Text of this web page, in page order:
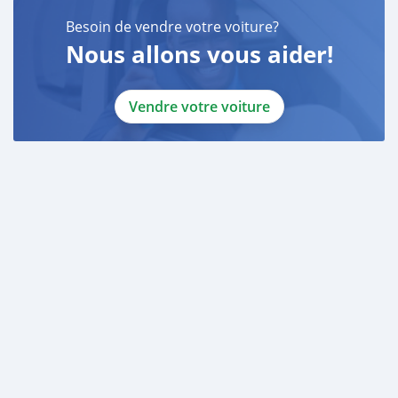
Besoin de vendre votre voiture?
Nous allons vous aider!
Vendre votre voiture